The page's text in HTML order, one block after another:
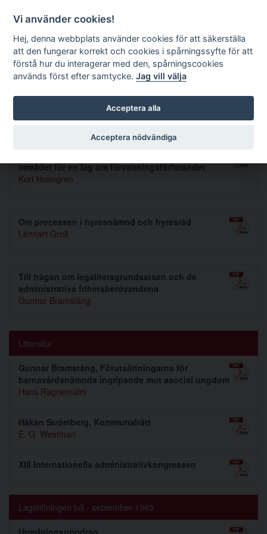
Förvaltningsrättslig tidskrift
Sök
Nummer 1965 4
området för en lag om förvaltningsförfarandet
Kurt Holmgren
Om processen i hyresnämnd och hyresråd
Lennart Groll
Till frågan om legalitetsgrundsatsen och de
administrativa frihetsberövandena
Gunnar Bramstång
Litteratur
Gunnar Bramstång, Förutsättningarna för
barnavårdsnämnds ingripande mot asocial ungdom
Hans Ragnemalm
Håkan Strömberg, Kommunalrätt
E. G. Westman
XIII Internationella administrativkongressen
Lagstiftningen juli - september 1965
Utredningsuppdrag
Vi använder cookies!
Hej, denna webbplats använder cookies för att säkerställa
att den fungerar korrekt och cookies i spårningssyfte för att
förstå hur du interagerar med den, spårningscookies
används först efter samtycke.Jag vill välja
Acceptera alla
Acceptera nödvändiga